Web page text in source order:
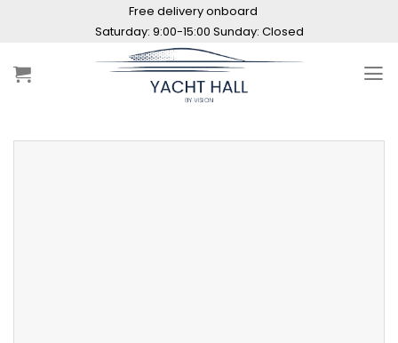
Free delivery onboard